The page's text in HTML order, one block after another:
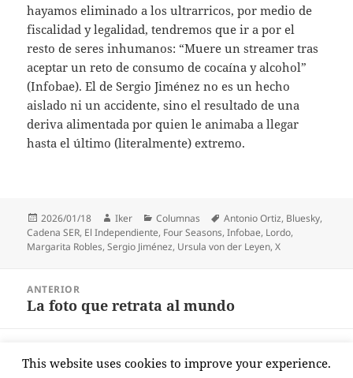
hayamos eliminado a los ultrarricos, por medio de
fiscalidad y legalidad, tendremos que ir a por el
resto de seres inhumanos: “Muere un streamer tras
aceptar un reto de consumo de cocaína y alcohol”
(Infobae). El de Sergio Jiménez no es un hecho
aislado ni un accidente, sino el resultado de una
deriva alimentada por quien le animaba a llegar
hasta el último (literalmente) extremo.
Publicado
el
2026/01/18 Autor
Iker Categorías
Columnas Etiquetas
Antonio Ortiz, Bluesky,
Cadena SER, El Independiente, Four Seasons,Infobae, Lordo,
Margarita Robles,Sergio Jiménez, Ursula von der Leyen,X
entradas
ANTERIOR
Entrada
La foto que retrata al mundo
Entrada
La izquierda caviar
This website uses cookies to improve your experience.